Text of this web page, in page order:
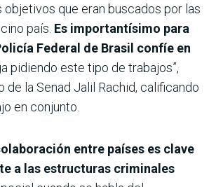
que eran buscados por las
país. Es importantísimo para
Federal de Brasil confíe en
pidiendo este tipo de trabajos”,
de la Senad Jalil Rachid, calificando
en conjunto.
entre países es clave
a las estructuras criminales